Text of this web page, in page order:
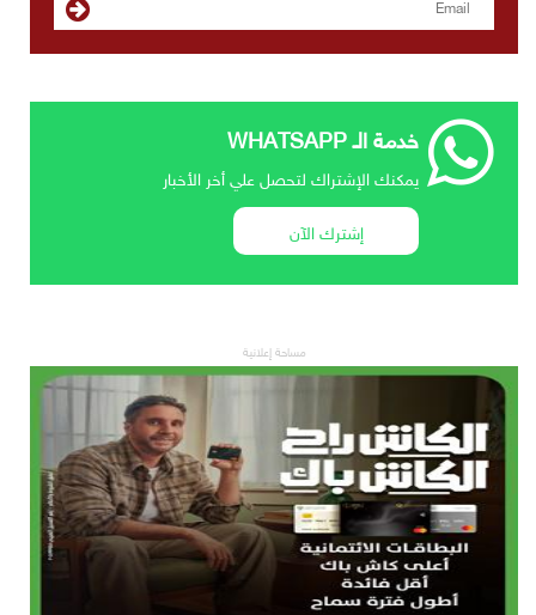
خدمة الـ WHATSAPP
يمكنك الإشتراك لتحصل علي أخر الأخبار
إشترك الآن
مساحة إعلانية